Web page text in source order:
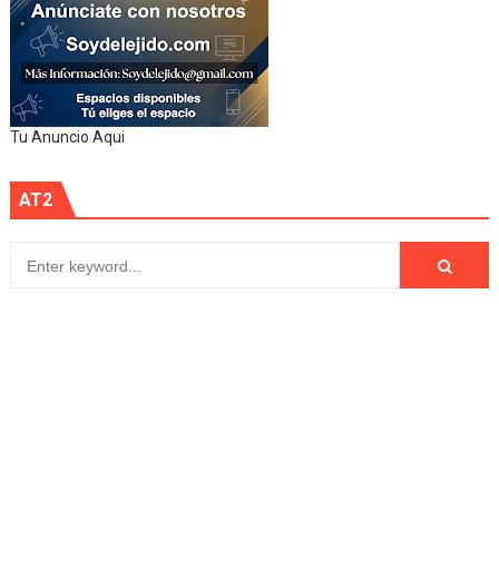
Tu Anuncio Aqui
AT2